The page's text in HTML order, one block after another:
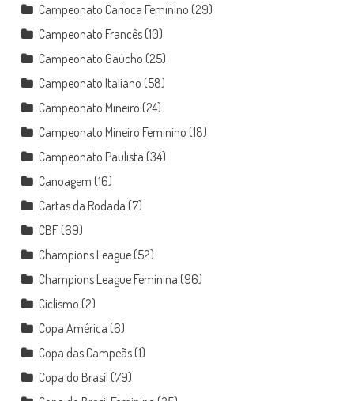
Campeonato Carioca Feminino (29)
Campeonato Francês(10)
Campeonato Gaúcho (25)
Campeonato Italiano (58)
Campeonato Mineiro (24)
Campeonato Mineiro Feminino (18)
Campeonato Paulista (34)
Canoagem (16)
Cartas da Rodada (7)
CBF(69)
Champions League(52)
Champions League Feminina (96)
Ciclismo (2)
Copa América (6)
Copa das Campeãs(1)
Copa do Brasil (79)